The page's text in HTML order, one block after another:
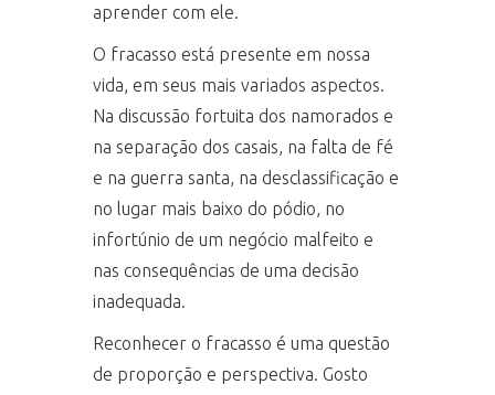
aprender com ele.
O fracasso está presente em nossa
vida, em seus mais variados aspectos.
Na discussão fortuita dos namorados e
na separação dos casais, na falta de fé
e na guerra santa, na desclassificação e
no lugar mais baixo do pódio, no
infortúnio de um negócio malfeito e
nas consequências de uma decisão
inadequada.
Reconhecer o fracasso é uma questão
de proporção e perspectiva. Gosto